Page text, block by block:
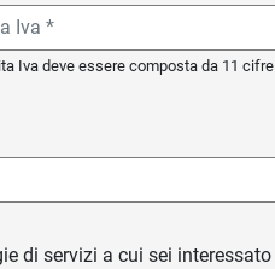
Iva deve essere composta da 11
di servizi a cui sei interessato